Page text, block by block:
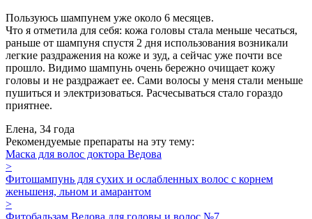
Пользуюсь шампунем уже около 6 месяцев.
Что я отметила для себя: кожа головы стала меньше чесаться,
раньше от шампуня спустя 2 дня использования возникали
легкие раздражения на коже и зуд, а сейчас уже почти все
прошло. Видимо шампунь очень бережно очищает кожу
головы и не раздражает ее. Сами волосы у меня стали меньше
пушиться и электризоваться. Расчесываться стало гораздо
приятнее.
Елена, 34 года
Рекомендуемые препараты на эту тему:
Маска для волос доктора Ведова
>
Фитошампунь для сухих и ослабленных волос с корнем
женьшеня, льном и амарантом
>
Фитобальзам Ведова для головы и волос №7